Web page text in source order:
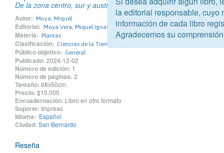
De la zona centro, sur y austral
Autor: Moya, Miquel
Editorial: Moya Vera, Miquel Ignasi
Materia: Plantas
Clasificación: Ciencias de la Tierra, geografía, medioambiente, planificación
Público objetivo: General
Publicado: 2024-12-02
Número de edición: 1
Número de páginas: 2
Tamaño: 68x50cm.
Precio: $15.000
Encuadernación: Libro en otro formato
Soporte: Impreso
Idioma: Español
Ciudad: San Bernardo
Reseña
la editorial responsable, cuyo
información de cada libro
Agradecemos su